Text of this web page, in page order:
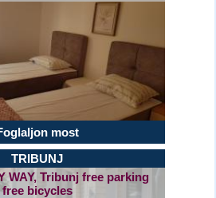
most
TRIBUNJ
WAY, Tribunj free parking
free bicycles